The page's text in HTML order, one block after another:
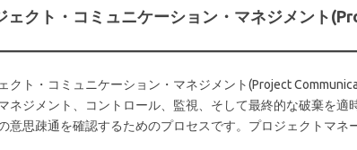
ェクト・コミュニケーション・マネジメント
クト・コミュニケーション・マネジメント(Project
ネジメント、コントロール、監視、そして最終的な破棄を
意思疎通を確認するためのプロセスです。プロジェクトマ